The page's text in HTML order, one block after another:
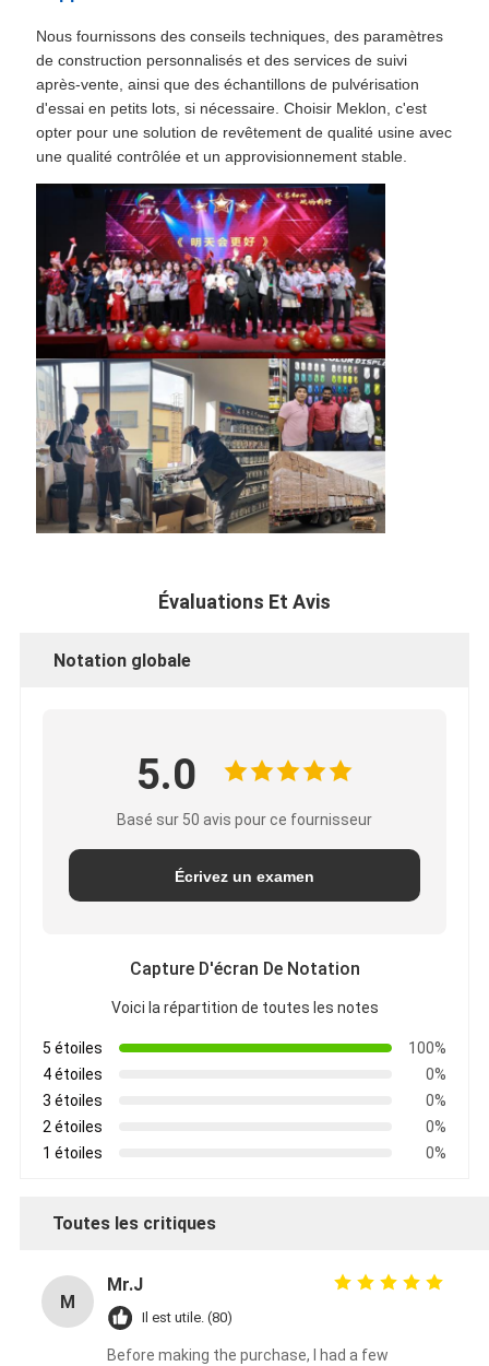
Nous fournissons des conseils techniques, des paramètres
de construction personnalisés et des services de suivi
après-vente, ainsi que des échantillons de pulvérisation
d'essai en petits lots, si nécessaire. Choisir Meklon, c'est
opter pour une solution de revêtement de qualité usine avec
une qualité contrôlée et un approvisionnement stable.
Évaluations Et Avis
Notation globale
5.0
Basé sur 50 avis pour ce fournisseur
Écrivez un examen
Capture D'écran De Notation
Voici la répartition de toutes les notes
5 étoiles
100%
4 étoiles
0%
3 étoiles
0%
2 étoiles
0%
1 étoiles
0%
Toutes les critiques
M
Mr.J
Il est utile. (80)
Before making the purchase, I had a few